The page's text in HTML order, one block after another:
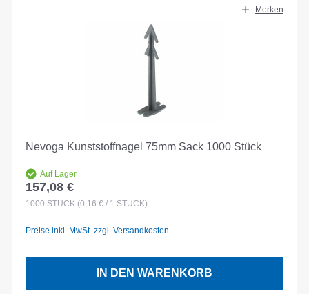
Merken
Nevoga Kunststoffnagel 75mm Sack 1000 Stück
Auf Lager
Regulärer Preis:
157,08 €
1000 STÜCK (0,16 € / 1 STÜCK)
Preise inkl. MwSt. zzgl. Versandkosten
IN DEN WARENKORB